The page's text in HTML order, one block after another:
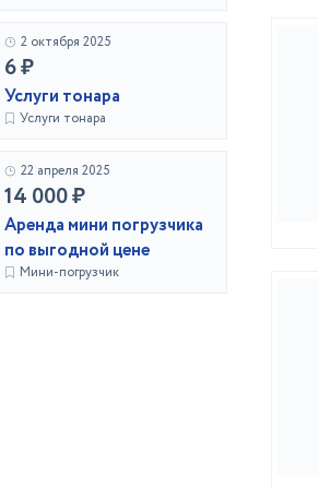
2 октября 2025
6 ₽
Услуги тонара
Услуги тонара
22 апреля 2025
14 000 ₽
Аренда мини погрузчика
по выгодной цене
Мини-погрузчик